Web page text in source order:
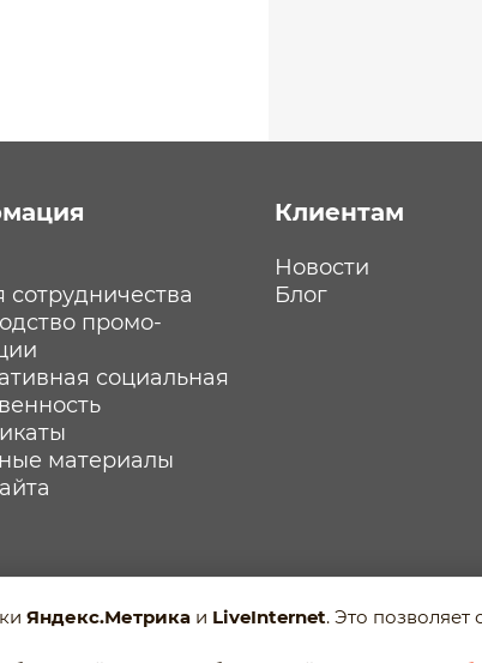
сотрудничества
промо-
социальная
материалы
Клиентам
Новости
Блог
Яндекс.Метрика и LiveInternet. Это позволяет